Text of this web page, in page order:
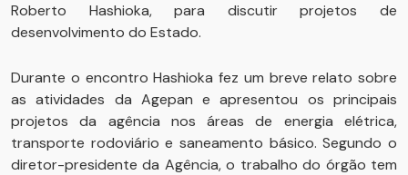
Roberto Hashioka, para discutir projetos de
desenvolvimento do Estado.
Durante o encontro Hashioka fez um breve relato sobre
as atividades da Agepan e apresentou os principais
projetos da agência nos áreas de energia elétrica,
transporte rodoviário e saneamento básico. Segundo o
diretor-presidente da Agência, o trabalho do órgão tem